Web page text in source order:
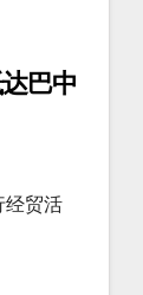
巴中
经贸活